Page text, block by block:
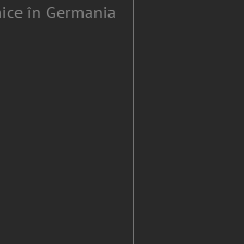
în Germania